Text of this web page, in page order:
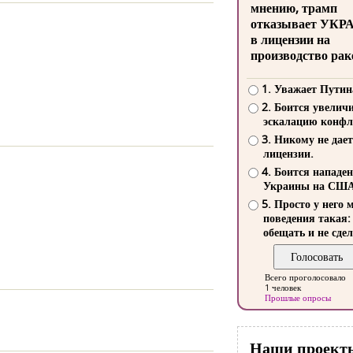
мнению, трамп
отказывает
в лицензии на
производство
1. Уважает
2. Боится
эскалацию
3. Никому не
лицензии.
4. Боится
Украины на
5. Просто у него
поведения такая:
обещать и не
Всего проголосовало
1 человек
Прошлые опросы
Наши